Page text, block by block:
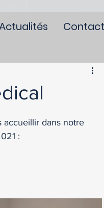
Contact
accueillir dans notre
: